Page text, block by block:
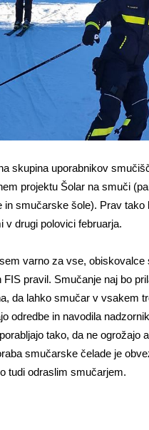
skupina uporabnikov
projektu Šolar na smuči
smučarske šole). Prav tako
drugi polovici februarja.
varno za vse,
pravil. Smučanje naj bo
da lahko smučar v vsakem
odredbe in navodila
tako, da ne ogrožajo
smučarske čelade je
tudi odraslim smučarjem.